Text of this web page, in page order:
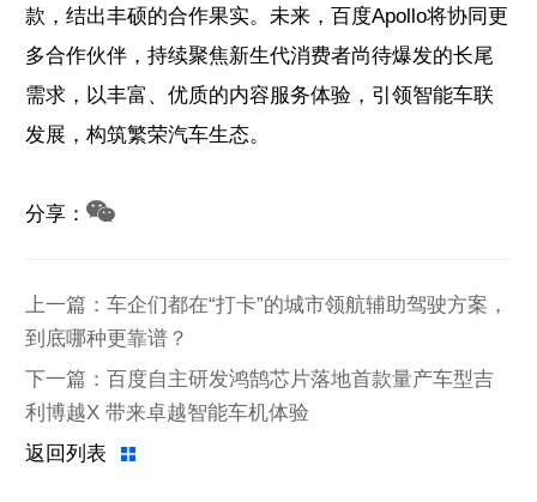
款，结出丰硕的合作果实。未来，百度Apollo将协同更
多合作伙伴，持续聚焦新生代消费者尚待爆发的长尾
需求，以丰富、优质的内容服务体验，引领智能车联
发展，构筑繁荣汽车生态。
分享：
上一篇：车企们都在“打卡”的城市领航辅助驾驶方案，
到底哪种更靠谱？
返回列表
下一篇：百度自主研发鸿鹄芯片落地首款量产车型吉
利博越X 带来卓越智能车机体验